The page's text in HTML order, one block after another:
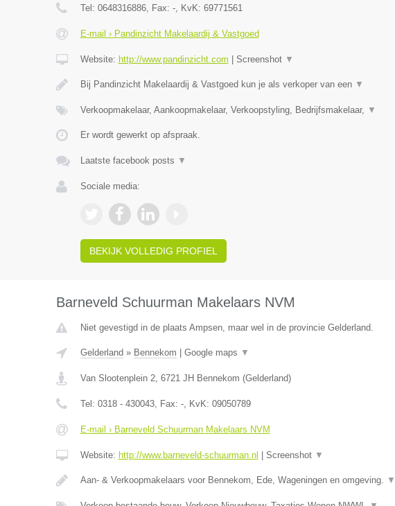
Tel: 0648316886, Fax: -, KvK: 69771561
E-mail › Pandinzicht Makelaardij & Vastgoed
Website: http://www.pandinzicht.com Screenshot ▼
Bij Pandinzicht Makelaardij & Vastgoed kun je als verkoper van een ▼
Verkoopmakelaar, Aankoopmakelaar, Verkoopstyling, Bedrijfsmakelaar, ▼
Er wordt gewerkt op afspraak.
Laatste facebook posts ▼
Sociale media:
BEKIJK VOLLEDIG PROFIEL
Barneveld Schuurman Makelaars NVM
Niet gevestigd in de plaats Ampsen, maar wel in de provincie Gelderland.
Gelderland » Bennekom Google maps ▼
Van Slootenplein 2, 6721 JH Bennekom (Gelderland)
Tel: 0318 - 430043, Fax: -, KvK: 09050789
E-mail › Barneveld Schuurman Makelaars NVM
Website: http://www.barneveld-schuurman.nl Screenshot ▼
Aan- & Verkoopmakelaars voor Bennekom, Ede, Wageningen en omgeving. ▼